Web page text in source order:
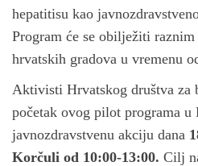
hepatitisu kao
Program će se obilježiti
hrvatskih gradova u vremenu
Aktivisti Hrvatskog društva za
početak ovog pilot programa
javnozdravstvenu akciju dana
Korčuli od 10:00-13:00. Cilj